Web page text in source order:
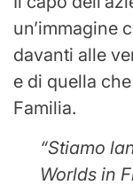
un’immagine
davanti alle
e di quella
Familia.
“Stiamo
Worlds in